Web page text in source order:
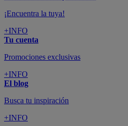
¡Encuentra la tuya!
+INFO
Tu cuenta
Promociones exclusivas
+INFO
El blog
Busca tu inspiración
+INFO